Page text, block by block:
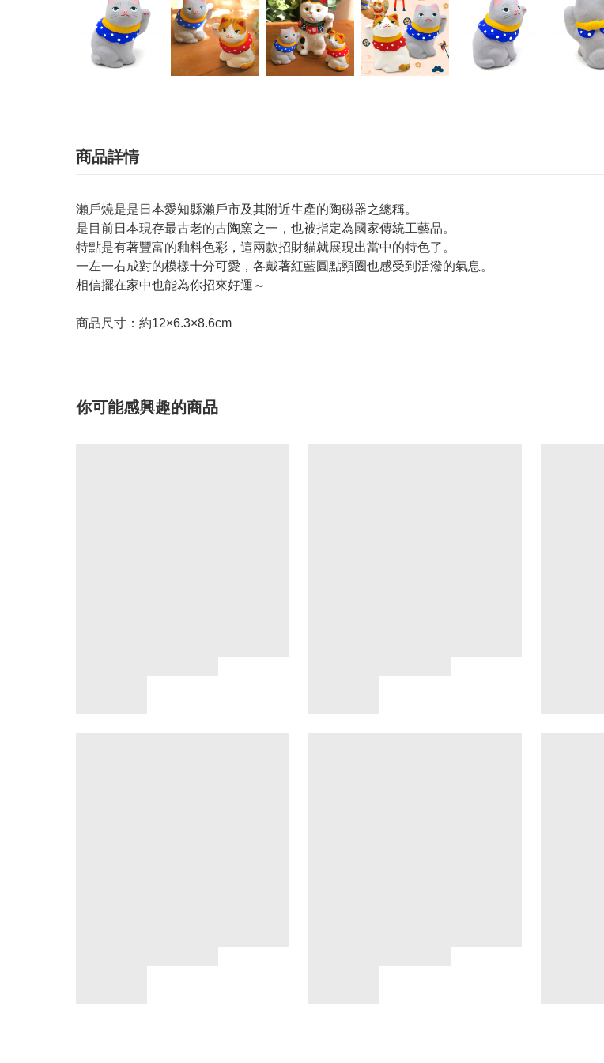
商品詳情
瀨戶燒是是日本愛知縣瀨戶市及其附近生產的陶磁器之總稱。
是目前日本現存最古老的古陶窯之一，也被指定為國家傳統工藝品。
特點是有著豐富的釉料色彩，這兩款招財貓就展現出當中的特色了。
一左一右成對的模樣十分可愛，各戴著紅藍圓點頸圈也感受到活潑的氣息。
相信擺在家中也能為你招來好運～
商品尺寸：約12×6.3×8.6cm
你可能感興趣的商品